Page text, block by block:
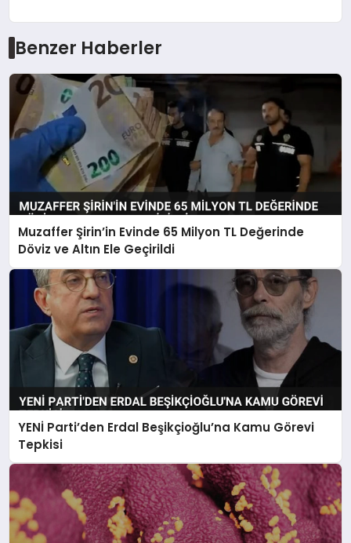
Benzer Haberler
Muzaffer Şirin’in Evinde 65 Milyon TL Değerinde
Döviz ve Altın Ele Geçirildi
YENİ Parti’den Erdal Beşikçioğlu’na Kamu Görevi
Tepkisi